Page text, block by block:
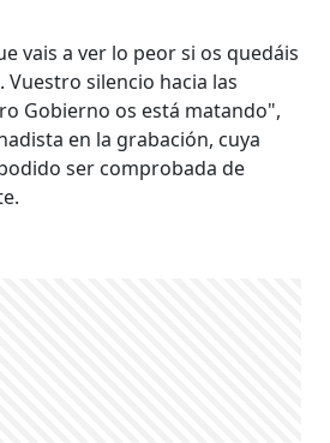
vais a ver lo peor si os quedáis
silencio hacia las
Gobierno os está matando",
en la grabación, cuya
ser comprobada de